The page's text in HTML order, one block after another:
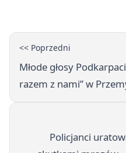
<< Poprzedni
Młode głosy
razem z nami” w
Policjanci